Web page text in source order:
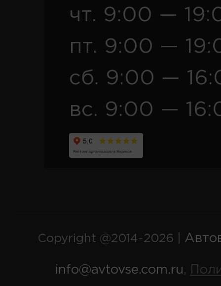
чт. 9:00 —
пт. 9:00 —
сб. 9:00 —
вс. 9:00 —
Copyright @2014-2026 |
info@avtovse.com.ru,